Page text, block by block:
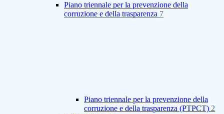
Piano triennale per la prevenzione della
corruzione e della trasparenza 7
Piano triennale per la prevenzione della
corruzione e della trasparenza (PTPCT) 2